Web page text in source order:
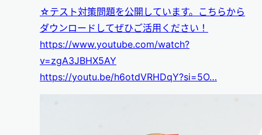
☆テスト対策問題を公開しています。こちらから
ダウンロードしてぜひご活用ください！
https://www.youtube.com/watch?
v=zgA3JBHX5AY
https://youtu.be/h6otdVRHDqY?si=5O…